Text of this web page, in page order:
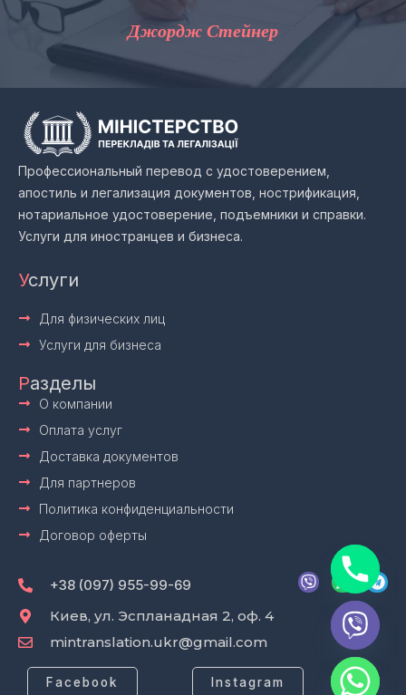
Джордж Стейнер
Профессиональный перевод с удостоверением,
апостиль и легализация документов, нострификация,
нотариальное удостоверение, подъемники и справки.
Услуги для иностранцев и бизнеса.
Услуги
Для физических лиц
Услуги для бизнеса
Разделы
О компании
Оплата услуг
Доставка документов
Для партнеров
Политика конфиденциальности
Договор оферты
+38 (097) 955-99-69
V
i
W
a
t
s
a
p
p
T
e
e
g
m
Киев, ул. Эспланадная 2, оф. 4
mintranslation.ukr@gmail.com
Facebook Instagram